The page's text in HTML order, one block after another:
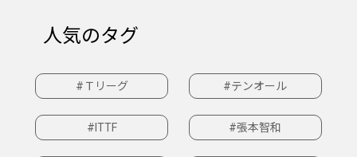
人気のタグ
#Ｔリーグ #テンオール
#ITTF #張本智和